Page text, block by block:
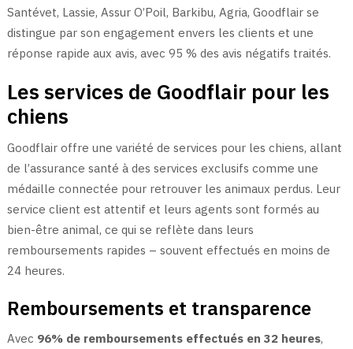
Santévet, Lassie, Assur O’Poil, Barkibu, Agria, Goodflair se
distingue par son engagement envers les clients et une
réponse rapide aux avis, avec 95 % des avis négatifs traités.
Les services de Goodflair pour les
chiens
Goodflair offre une variété de services pour les chiens, allant
de l’assurance santé à des services exclusifs comme une
médaille connectée pour retrouver les animaux perdus. Leur
service client est attentif et leurs agents sont formés au
bien-être animal, ce qui se reflète dans leurs
remboursements rapides – souvent effectués en moins de
24 heures.
Remboursements et transparence
Avec 96% de remboursements effectués en 32 heures,